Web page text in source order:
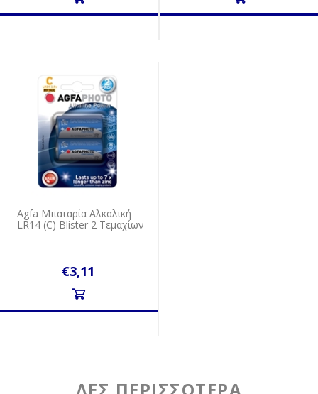
Agfa Μπαταρία Αλκαλική
LR14 (C) Blister 2 Τεμαχίων
€3,11